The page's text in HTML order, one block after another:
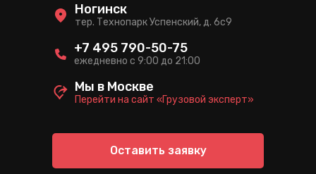
Оставить заявку
тер. Технопарк Успенский, д. 6c9
Ногинск
ежедневно с 9:00 до 21:00
+7 495 790-50-75
Перейти на сайт «Грузовой эксперт»
Мы в Москве